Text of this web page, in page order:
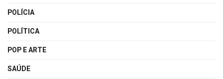
POLÍCIA
POLÍTICA
POP E ARTE
SAÚDE